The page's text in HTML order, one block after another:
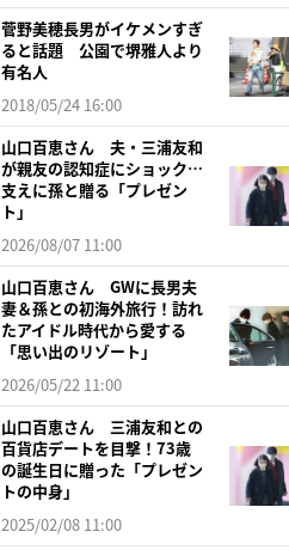
菅野美穂長男がイケメンすぎ
ると話題 公園で堺雅人より
有名人
2018/05/24 16:00
山口百恵さん 夫・三浦友和
が親友の認知症にショック…
支えに孫と贈る「プレゼン
ト」
2026/08/07 11:00
山口百恵さん GWに長男夫
妻＆孫との初海外旅行！訪れ
たアイドル時代から愛する
「思い出のリゾート」
2026/05/22 11:00
山口百恵さん 三浦友和との
百貨店デートを目撃！73歳
の誕生日に贈った「プレゼン
トの中身」
2025/02/08 11:00